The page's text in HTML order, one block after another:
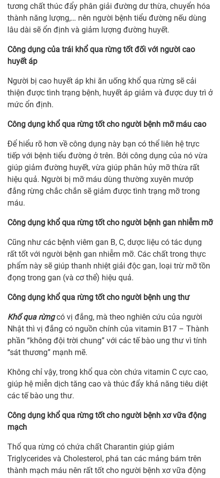
tương chất thúc đẩy phân giải đường dư thừa, chuyển hóa
thành năng lượng,… nên người bệnh tiểu đường nếu dùng
lâu dài sẽ ổn định và giảm lượng đường huyết.
Công dụng của trái khổ qua rừng tốt đối với người cao
huyết áp
Người bị cao huyết áp khi ăn uống khổ qua rừng sẽ cải
thiện được tình trạng bệnh, huyết áp giảm và được duy trì ở
mức ổn định.
Công dụng khổ qua rừng tốt cho người bệnh mỡ máu cao
Để hiểu rõ hơn về công dụng này bạn có thể liên hệ trực
tiếp với bệnh tiểu đường ở trên. Bởi công dụng của nó vừa
giúp giảm đường huyết, vừa giúp phân hủy mỡ thừa rất
hiệu quả. Người bị mỡ máu dùng thường xuyên mướp
đắng rừng chắc chắn sẽ giảm được tình trạng mỡ trong
máu.
Công dụng khổ qua rừng tốt cho người bệnh gan nhiễm mỡ
Cũng như các bệnh viêm gan B, C, dược liệu có tác dụng
rất tốt với người bệnh gan nhiễm mỡ. Các chất trong thực
phẩm này sẽ giúp thanh nhiệt giải độc gan, loại trừ mỡ tồn
đọng trong gan (và cơ thể) hiệu quả.
Công dụng khổ qua rừng tốt cho người bệnh ung thư
Khổ qua rừngcó vị đắng, mà theo nghiên cứu của người
Nhật thì vị đắng có nguồn chính của vitamin B17 – Thành
phần “không đội trời chung” với các tế bào ung thư vì tính
“sát thương” mạnh mẽ.
Không chỉ vậy, trong khổ qua còn chứa vitamin C cực cao,
giúp hệ miễn dịch tăng cao và thúc đẩy khả năng tiêu diệt
các tế bào ung thư.
Công dụng khổ qua rừng tốt cho người bệnh xơ vữa động
mạch
Thổ qua rừng có chứa chất Charantin giúp giảm
Triglycerides và Cholesterol, phá tan các mảng bám trên
thành mạch máu nên rất tốt cho người bệnh xơ vữa động